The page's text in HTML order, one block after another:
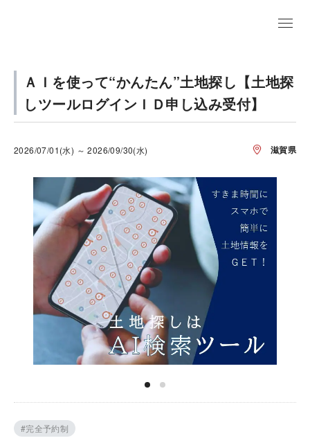
ＡＩを使って“かんたん”土地探し【土地探
しツールログインＩＤ申し込み受付】
2026/07/01(水) ～ 2026/09/30(水) 滋賀県
#完全予約制